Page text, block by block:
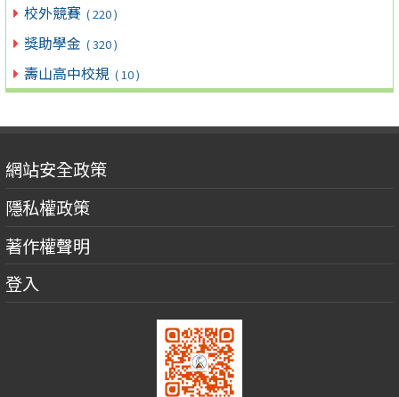
校外競賽 ( 220 )
獎助學金 ( 320 )
壽山高中校規 ( 10 )
網站安全政策
隱私權政策
著作權聲明
登入